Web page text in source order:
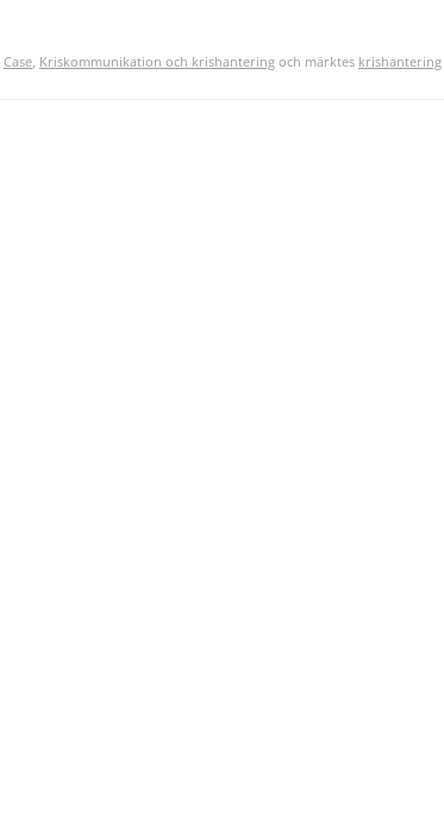
Case Kriskommunikation och krishantering och märktes krishantering